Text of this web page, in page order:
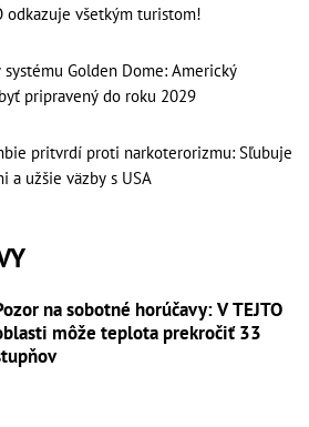
odkazuje všetkým turistom!
Golden Dome: Americký
pripravený do roku 2029
pritvrdí proti narkoterorizmu: Sľubuje
a užšie väzby s USA
na sobotné horúčavy: V TEJTO
môže teplota prekročiť 33